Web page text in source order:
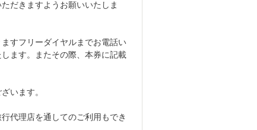
だきますようお願いいたしま
すフリーダイヤルまでお電話い
ます。またその際、本券に記載
います。
代理店を通してのご利用もでき